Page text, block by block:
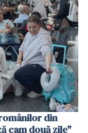
din
cam două zile"